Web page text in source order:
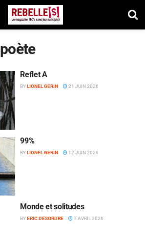
poète
Reflet A
BYLIONEL GERIN 21 JUIN 2026
99%
BYLIONEL GERIN 12 JUIN 2026
Monde et solitudes
BYERIC DESORDRE 7 AVRIL 2026